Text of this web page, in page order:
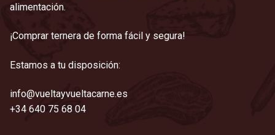
alimentación.
¡Comprar ternera de forma fácil y segura!
Estamos a tu disposición:
info@vueltayvueltacarne.es
+34 640 75 68 04